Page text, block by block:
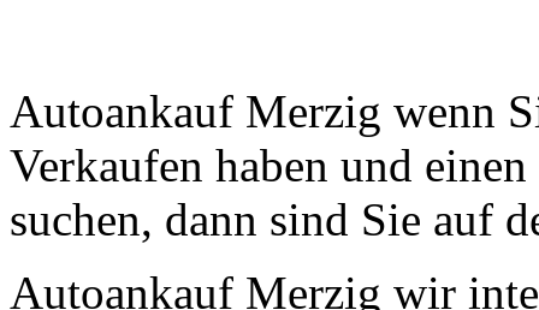
Autoankauf Merzig wenn
Verkaufen haben und
suchen, dann sind Sie auf
Autoankauf Merzig wir